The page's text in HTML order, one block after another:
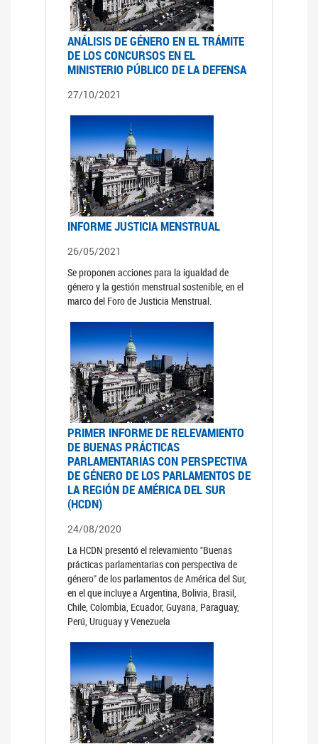
ANÁLISIS DE GÉNERO EN EL TRÁMITE
DE LOS CONCURSOS EN EL
MINISTERIO PÚBLICO DE LA DEFENSA
27/10/2021
INFORME JUSTICIA MENSTRUAL
26/05/2021
Se proponen acciones para la igualdad de
género y la gestión menstrual sostenible, en el
marco del Foro de Justicia Menstrual.
PRIMER INFORME DE RELEVAMIENTO
DE BUENAS PRÁCTICAS
PARLAMENTARIAS CON PERSPECTIVA
DE GÉNERO DE LOS PARLAMENTOS DE
LA REGIÓN DE AMÉRICA DEL SUR
(HCDN)
24/08/2020
La HCDN presentó el relevamiento "Buenas
prácticas parlamentarias con perspectiva de
género" de los parlamentos de América del Sur,
en el que incluye a Argentina, Bolivia, Brasil,
Chile, Colombia, Ecuador, Guyana, Paraguay,
Perú, Uruguay y Venezuela